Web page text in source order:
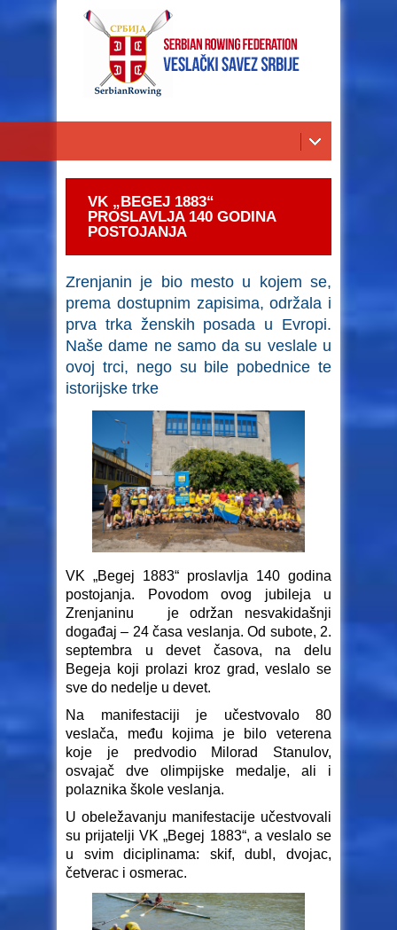
VK „BEGEJ 1883“
PROSLAVLJA 140 GODINA
POSTOJANJA
Zrenjanin je bio mesto u kojem se,
prema dostupnim zapisima, održala i
prva trka ženskih posada u Evropi.
Naše dame ne samo da su veslale u
ovoj trci, nego su bile pobednice te
istorijske trke
VK „Begej 1883“ proslavlja 140 godina
postojanja. Povodom ovog jubileja u
Zrenjaninu je održan nesvakidašnji
događaj – 24 časa veslanja. Od subote, 2.
septembra u devet časova, na delu
Begeja koji prolazi kroz grad, veslalo se
sve do nedelje u devet.
Na manifestaciji je učestvovalo 80
veslača, među kojima je bilo veterena
koje je predvodio Milorad Stanulov,
osvajač dve olimpijske medalje, ali i
polaznika škole veslanja.
U obeležavanju manifestacije učestvovali
su prijatelji VK „Begej 1883“, a veslalo se
u svim diciplinama: skif, dubl, dvojac,
četverac i osmerac.